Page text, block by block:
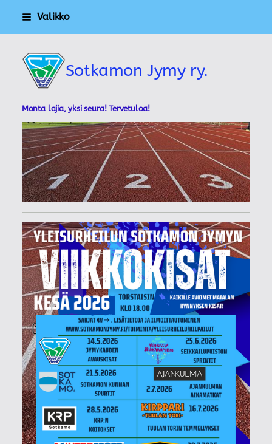
Siirry
Valikko
Sotkamon Jymy ry.
Monta lajia, yksi seura! Tervetuloa!